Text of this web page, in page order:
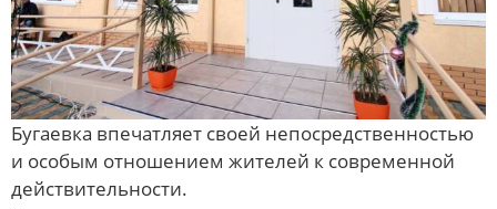
Бугаевка впечатляет своей непосредственностью
и особым отношением жителей к современной
действительности.